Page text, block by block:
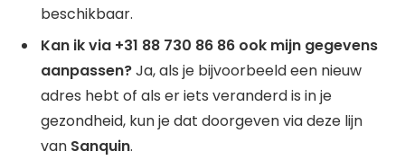
beschikbaar.
Kan ik via +31 88 730 86 86 ook mijn gegevens
aanpassen?Ja, als je bijvoorbeeld een nieuw
adres hebt of als er iets veranderd is in je
gezondheid, kun je dat doorgeven via deze lijn
van Sanquin.